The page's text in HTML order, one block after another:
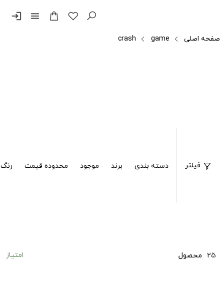
menu
login
صفحه اصلی game
crash
فیلتر دسته بندی برند موجود محدوده قیمت رنگ
25 محصول امتیاز